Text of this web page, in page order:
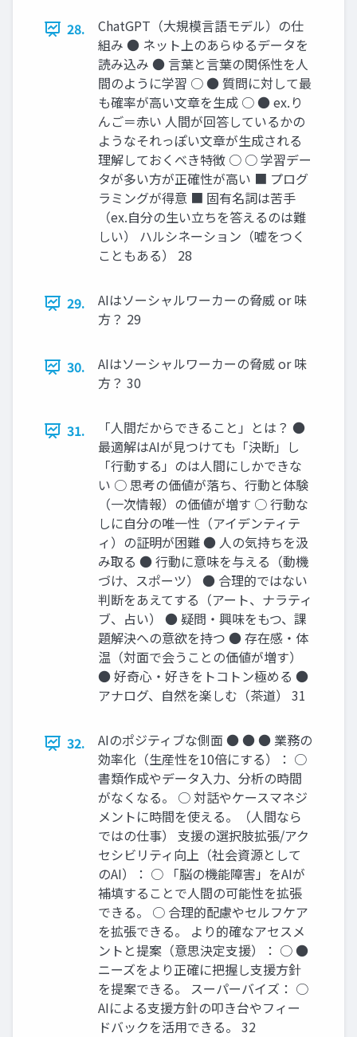
28.
ChatGPT（大規模言語モデル）の仕
組み ● ネット上のあらゆるデータを
読み込み ● 言葉と言葉の関係性を人
間のように学習 ○ ● 質問に対して最
も確率が高い文章を生成 ○ ● ex.り
んご＝赤い 人間が回答しているかの
ようなそれっぽい文章が生成される
理解しておくべき特徴 ○ ○ 学習デー
タが多い方が正確性が高い ■ プログ
ラミングが得意 ■ 固有名詞は苦手
（ex.自分の生い立ちを答えるのは難
しい） ハルシネーション（嘘をつく
こともある） 28
29.
AIはソーシャルワーカーの脅威 or 味
方？ 29
30.
AIはソーシャルワーカーの脅威 or 味
方？ 30
31.
「人間だからできること」とは？ ●
最適解はAIが見つけても「決断」し
「行動する」のは人間にしかできな
い ○ 思考の価値が落ち、行動と体験
（一次情報）の価値が増す ○ 行動な
しに自分の唯一性（アイデンティテ
ィ）の証明が困難 ● 人の気持ちを汲
み取る ● 行動に意味を与える（動機
づけ、スポーツ） ● 合理的ではない
判断をあえてする（アート、ナラティ
ブ、占い） ● 疑問・興味をもつ、課
題解決への意欲を持つ ● 存在感・体
温（対面で会うことの価値が増す）
● 好奇心・好きをトコトン極める ●
アナログ、自然を楽しむ（茶道） 31
32.
AIのポジティブな側面 ● ● ● 業務の
効率化（生産性を10倍にする）： ○
書類作成やデータ入力、分析の時間
がなくなる。 ○ 対話やケースマネジ
メントに時間を使える。（人間なら
ではの仕事） 支援の選択肢拡張/アク
セシビリティ向上（社会資源として
のAI）： ○ 「脳の機能障害」をAIが
補填することで人間の可能性を拡張
できる。 ○ 合理的配慮やセルフケア
を拡張できる。 より的確なアセスメ
ントと提案（意思決定支援）： ○ ●
ニーズをより正確に把握し支援方針
を提案できる。 スーパーバイズ： ○
AIによる支援方針の叩き台やフィー
ドバックを活用できる。 32